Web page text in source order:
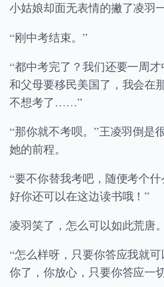
小姑娘却面无表情的撇了凌羽
“刚中考结束。”
“都中考完了？我们还要一周
和父母要移民美国了，我会在
不想考了……”
“那你就不考呗。”王凌羽倒是
她的前程。
“要不你替我考吧，随便考个
好你还可以在这边读书哦！”
凌羽笑了，怎么可以如此荒唐。
“怎么样呀，只要你答应我就
你了，你放心，只要你答应一